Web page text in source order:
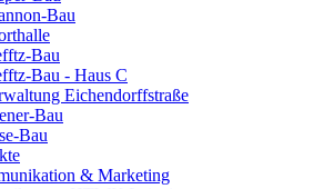
Bau
Bau
Bau - Haus C
Eichendorffstraße
Bau
Bau
& Marketing